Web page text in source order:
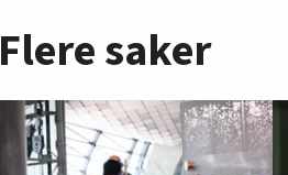
Flere saker